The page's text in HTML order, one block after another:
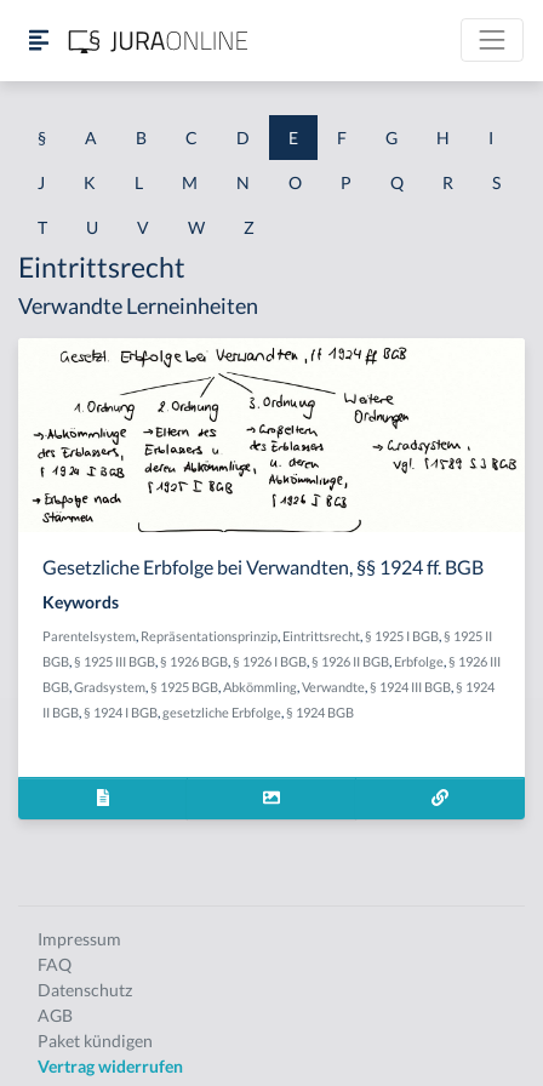
§ A B C D E F G H I
J K L M N O P Q R S
T U V W Z
Eintrittsrecht
Verwandte Lerneinheiten
Gesetzliche Erbfolge bei Verwandten, §§ 1924 ff. BGB
Keywords
Parentelsystem Repräsentationsprinzip Eintrittsrecht § 1925 I BGB § 1925 II
BGB § 1925 III BGB § 1926 BGB § 1926 I BGB § 1926 II BGB Erbfolge § 1926 III
BGB Gradsystem § 1925 BGB Abkömmling Verwandte § 1924 III BGB § 1924
II BGB § 1924 I BGB gesetzliche Erbfolge § 1924 BGB
Impressum
FAQ
Datenschutz
AGB
Paket kündigen
Vertrag widerrufen